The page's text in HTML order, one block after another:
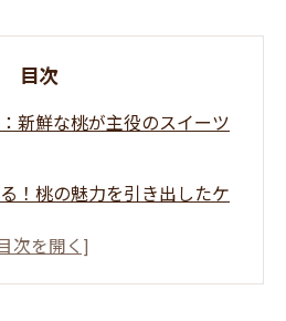
目次
新鮮な桃が主役のスイーツ
！桃の魅力を引き出したケ
ごと桃使用のケーキを味わ